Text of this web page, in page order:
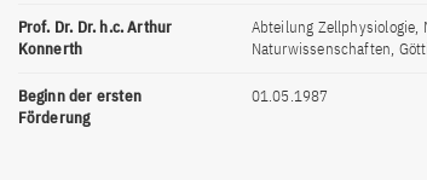
Prof. Dr. Dr. h.c. Arthur
Konnerth
Abteilung
Naturwissenschaften,
Beginn der ersten
Förderung
01.05.1987